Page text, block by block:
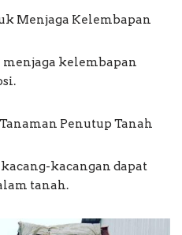
Menjaga Kelembapan
kelembapan
Penutup Tanah
kacangan dapat
tanah.